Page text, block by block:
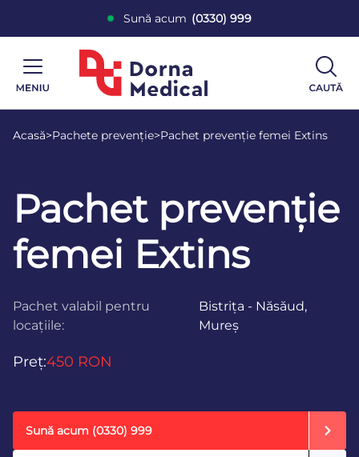
Sună acum (0330) 999
Acasă>Pachete prevenție>Pachet prevenție femei Extins
Pachet prevenție
femei Extins
Pachet valabil pentru
locațiile:
Bistrița - Năsăud,
Mureș
Preț:450 RON
Sună acum (0330) 999